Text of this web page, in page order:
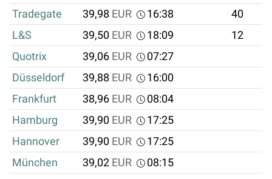
Tradegate
39,98 EUR 16:38 40
L&S
39,50 EUR 18:09
12
Quotrix
39,06 EUR
07:27
Düsseldorf
39,88 EUR
16:00
Frankfurt
38,96 EUR
08:04
Hamburg
39,90 EUR
17:25
Hannover
39,90 EUR
17:25
München
39,02 EUR 08:15